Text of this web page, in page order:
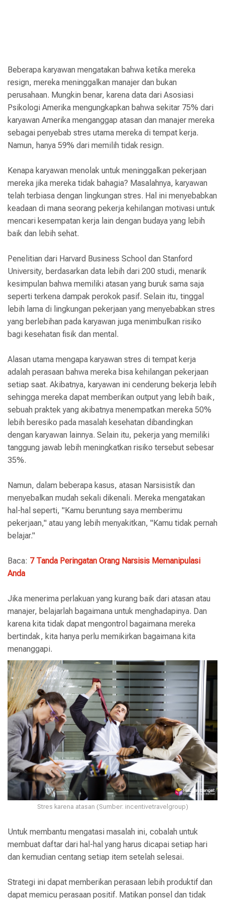
Beberapa karyawan mengatakan bahwa ketika mereka
resign, mereka meninggalkan manajer dan bukan
perusahaan. Mungkin benar, karena data dari Asosiasi
Psikologi Amerika mengungkapkan bahwa sekitar 75% dari
karyawan Amerika menganggap atasan dan manajer mereka
sebagai penyebab stres utama mereka di tempat kerja.
Namun, hanya 59% dari memilih tidak resign.
Kenapa karyawan menolak untuk meninggalkan pekerjaan
mereka jika mereka tidak bahagia? Masalahnya, karyawan
telah terbiasa dengan lingkungan stres. Hal ini menyebabkan
keadaan di mana seorang pekerja kehilangan motivasi untuk
mencari kesempatan kerja lain dengan budaya yang lebih
baik dan lebih sehat.
Penelitian dari Harvard Business School dan Stanford
University, berdasarkan data lebih dari 200 studi, menarik
kesimpulan bahwa memiliki atasan yang buruk sama saja
seperti terkena dampak perokok pasif. Selain itu, tinggal
lebih lama di lingkungan pekerjaan yang menyebabkan stres
yang berlebihan pada karyawan juga menimbulkan risiko
bagi kesehatan fisik dan mental.
Alasan utama mengapa karyawan stres di tempat kerja
adalah perasaan bahwa mereka bisa kehilangan pekerjaan
setiap saat. Akibatnya, karyawan ini cenderung bekerja lebih
sehingga mereka dapat memberikan output yang lebih baik,
sebuah praktek yang akibatnya menempatkan mereka 50%
lebih beresiko pada masalah kesehatan dibandingkan
dengan karyawan lainnya. Selain itu, pekerja yang memiliki
tanggung jawab lebih meningkatkan risiko tersebut sebesar
35%.
Namun, dalam beberapa kasus, atasan Narsisistik dan
menyebalkan mudah sekali dikenali. Mereka mengatakan
hal-hal seperti, "Kamu beruntung saya memberimu
pekerjaan," atau yang lebih menyakitkan, "Kamu tidak pernah
belajar."
Baca: 7 Tanda Peringatan Orang Narsisis Memanipulasi
Anda
Jika menerima perlakuan yang kurang baik dari atasan atau
manajer, belajarlah bagaimana untuk menghadapinya. Dan
karena kita tidak dapat mengontrol bagaimana mereka
bertindak, kita hanya perlu memikirkan bagaimana kita
menanggapi.
Stres karena atasan (Sumber: incentivetravelgroup)
Untuk membantu mengatasi masalah ini, cobalah untuk
membuat daftar dari hal-hal yang harus dicapai setiap hari
dan kemudian centang setiap item setelah selesai.
Strategi ini dapat memberikan perasaan lebih produktif dan
dapat memicu perasaan positif. Matikan ponsel dan tidak